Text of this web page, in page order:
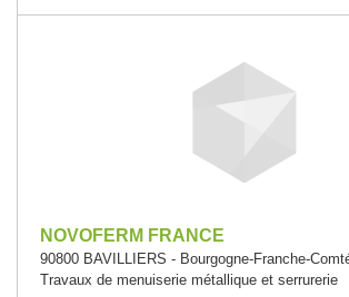
NOVOFERM FRANCE
90800 BAVILLIERS - Bourgogne-Franche-
Travaux de menuiserie métallique et serrurerie